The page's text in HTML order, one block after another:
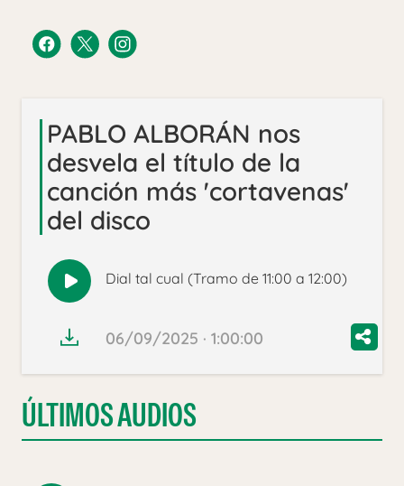
PABLO ALBORÁN nos
desvela el título de la
canción más 'cortavenas'
del disco
Reproducir
audio
Dial tal cual (Tramo de 11:00 a 12:00)
06/09/2025 · 1:00:00
ÚLTIMOS AUDIOS